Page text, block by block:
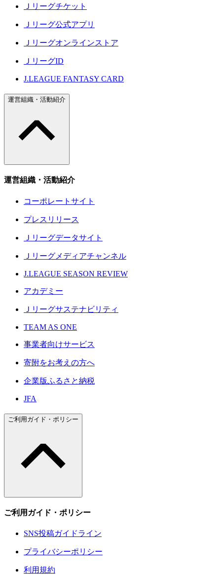
Ｊリーグチケット
Ｊリーグ公式アプリ
Ｊリーグオンラインストア
ＪリーグID
J.LEAGUE FANTASY CARD
運営組織・活動紹介
運営組織・活動紹介
コーポレートサイト
プレスリリース
Ｊリーグデータサイト
Ｊリーグメディアチャンネル
J.LEAGUE SEASON REVIEW
アカデミー
Ｊリーグサステナビリティ
TEAM AS ONE
事業者向けサービス
寄附をお考えの方へ
企業版ふるさと納税
JFA
ご利用ガイド・ポリシー
ご利用ガイド・ポリシー
SNS投稿ガイドライン
プライバシーポリシー
利用規約